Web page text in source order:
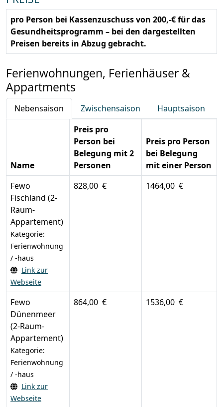
pro Person bei Kassenzuschuss von 200,-€ für das
Gesundheitsprogramm – bei den dargestellten
Preisen bereits in Abzug gebracht.
Ferienwohnungen, Ferienhäuser &
Appartments
Nebensaison Zwischensaison Hauptsaison
Name
Preis pro
Person bei
Belegung mit 2
Personen
Preis pro Person
bei Belegung
mit einer Person
Fewo
Fischland (2-
Raum-
Appartement)
Kategorie:
Ferienwohnung
/ -haus
Link zur
Webseite
828,00 € 1464,00 €
Fewo
Dünenmeer
(2-Raum-
Appartement)
Kategorie:
Ferienwohnung
/ -haus
Link zur
Webseite
864,00 € 1536,00 €